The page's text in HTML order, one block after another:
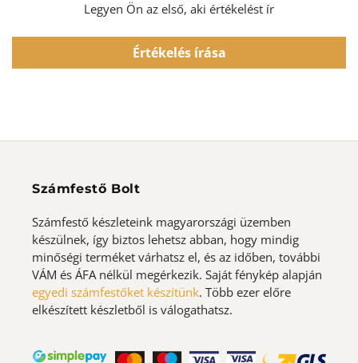
Legyen Ön az első, aki értékelést ír
Értékelés írása
Számfestő Bolt
Számfestő készleteink magyarországi üzemben
készülnek, így biztos lehetsz abban, hogy mindig
minőségi terméket várhatsz el, és az időben, további
VÁM és ÁFA nélkül megérkezik. Saját fénykép alapján
egyedi számfestőket készítünk. Több ezer előre
elkészített készletből is válogathatsz.